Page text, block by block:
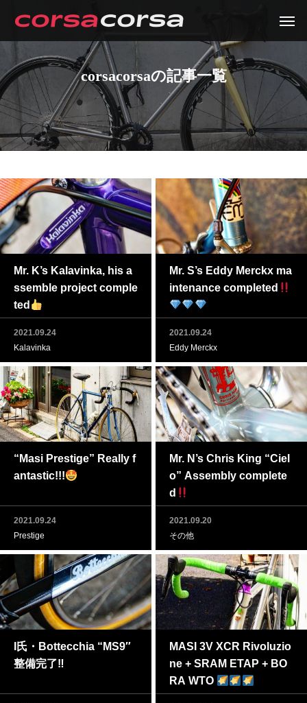
corsacorsaの記事一覧
Mr. K’s Kalavinka, his a
ssemble project comple
ted
2021.09.24
Kalavinka
Mr. S’s Eddy Merckx ma
intenance completed
2021.09.24
Eddy Merckx
“Masi Prestige” Really f
antastic!!!
2021.09.24
Prestige
Mr. N’s Chris King “Ciel
o” Assembly complete
d
2021.09.20
その他
I氏・Bottecchia “MS9″
整備完了‼
MASI 3V XCR Rivoluzio
ne + SRAM ETAP + BO
RA WTO